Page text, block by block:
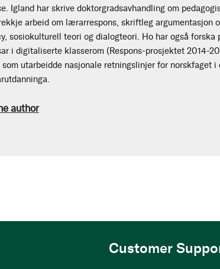
Igland har skrive doktorgradsavhandling om
arbeid om lærarrespons, skriftleg argumentasjon
sosiokulturell teori og dialogteori. Ho har også forska
i digitaliserte klasserom (Respons-prosjektet 2014-
utarbeidde nasjonale retningslinjer for norskfaget i
author
Customer